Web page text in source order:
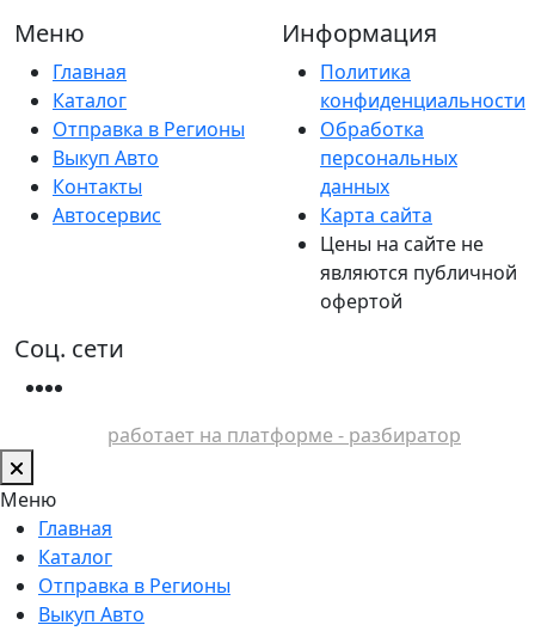
Меню
Главная
Каталог
Отправка в Регионы
Выкуп Авто
Контакты
Автосервис
Информация
Политика
конфиденциальности
Обработка
персональных
данных
Карта сайта
Цены на сайте не
являются публичной
офертой
Соц. сети
работает на платформе - разбиратор
Меню
Главная
Каталог
Отправка в Регионы
Выкуп Авто